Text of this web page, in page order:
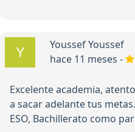
Youssef Youssef
hace 11 meses -
Excelente academia,
a sacar adelante tus
ESO, Bachillerato como